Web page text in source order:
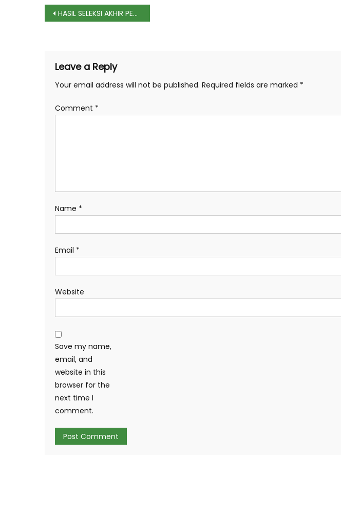
Post
HASIL SELEKSI AKHIR PENERIMAAN PEGAWAI (GURU DAN KARYAWAN) SEKOLAH MUHAMMADIYAH DAERAH SLEMAN ANGKATAN V TAHUN 2021
Leave a Reply
Your email address will not be published. Required fields are marked *
Comment *
Name *
Email *
Website
Save my name,
email, and
website in this
browser for the
next time I
comment.